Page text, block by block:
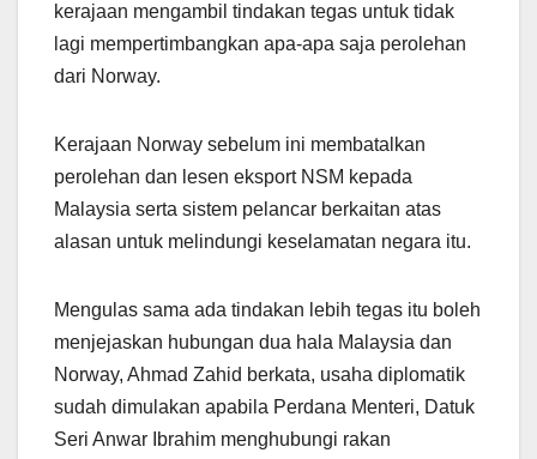
kerajaan mengambil tindakan tegas untuk tidak
lagi mempertimbangkan apa-apa saja perolehan
dari Norway.
Kerajaan Norway sebelum ini membatalkan
perolehan dan lesen eksport NSM kepada
Malaysia serta sistem pelancar berkaitan atas
alasan untuk melindungi keselamatan negara itu.
Mengulas sama ada tindakan lebih tegas itu boleh
menjejaskan hubungan dua hala Malaysia dan
Norway, Ahmad Zahid berkata, usaha diplomatik
sudah dimulakan apabila Perdana Menteri, Datuk
Seri Anwar Ibrahim menghubungi rakan